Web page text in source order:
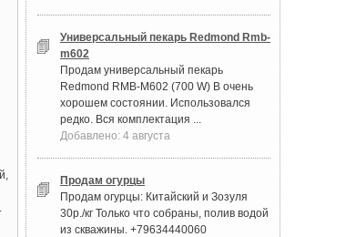
Универсальный пекарь Redmond Rmb-
m602
Продам универсальный пекарь
Redmond RMB-M602 (700 W) В очень
хорошем состоянии. Использовался
редко. Вся комплектация ...
Добавлено: 4 августа
Продам огурцы
Продам огурцы: Китайский и Зозуля
30р./кг Только что собраны, полив водой
из скважины. +79634440060